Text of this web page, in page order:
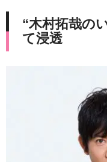
“木村拓哉の
て浸透